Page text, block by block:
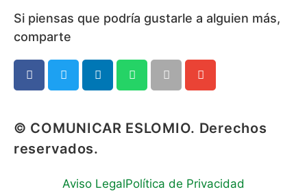
Si piensas que podría gustarle a alguien más,
comparte​
© COMUNICAR ESLOMIO. Derechos
reservados.
Aviso LegalPolítica de Privacidad